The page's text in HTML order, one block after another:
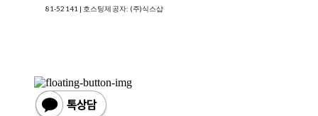
81-52141 | 호스팅제공자: (주)식스샵